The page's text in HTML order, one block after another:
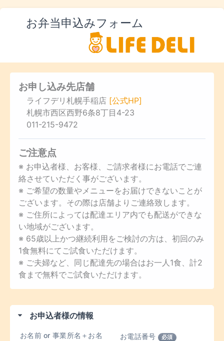
お弁当申込みフォーム
お申し込み先店舗
ライフデリ札幌手稲店 [公式HP]
札幌市西区西野6条8丁目4-23
011-215-9472
ご注意点
※ お申込者様、お客様、ご請求者様にお電話でご連
絡させていただく事がございます。
※ ご希望の数量やメニューをお届けできないことが
ございます。その際は店舗よりご連絡致します。
※ ご住所によっては配達エリア内でも配送ができな
い地域がございます。
※ 65歳以上かつ継続利用をご検討の方は、初回のみ
1食無料にてご試食いただけます。
※ ご夫婦など、同じ配達先の場合はお一人1食、計2
食まで無料でご試食いただけます。
お申込者様の情報
お名前 or 事業所名＋お名
お電話番号 必須